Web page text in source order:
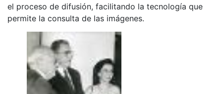
el proceso de difusión, facilitando la tecnología que
permite la consulta de las imágenes.